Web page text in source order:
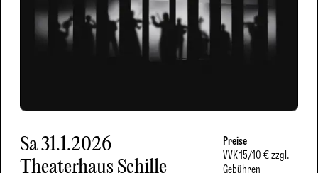
Sa31.1.2026
Theaterhaus Schille
Preise
VVK15/10 € zzgl.
Gebühren